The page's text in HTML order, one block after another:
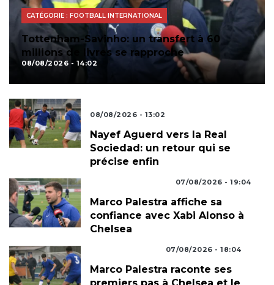
CATÉGORIE : FOOTBALL INTERNATIONAL
Tottenham-Savinho: un transfert à 60
millions de livres se rapproche
08/08/2026 - 14:02
08/08/2026 - 13:02
Nayef Aguerd vers la Real
Sociedad: un retour qui se
précise enfin
07/08/2026 - 19:04
Marco Palestra affiche sa
confiance avec Xabi Alonso à
Chelsea
07/08/2026 - 18:04
Marco Palestra raconte ses